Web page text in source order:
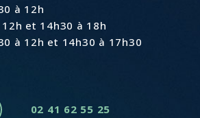
à 12h
et 14h30 à 18h
à 12h et 14h30 à 17h30
02 41 62 55 25